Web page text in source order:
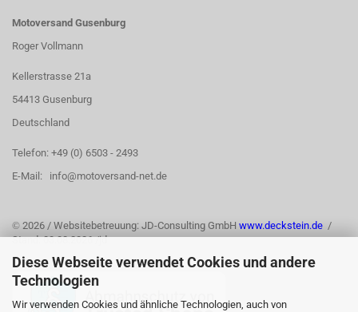
Diese Webseite verwendet Cookies und andere
Technologien
Wir verwenden Cookies und ähnliche Technologien, auch von
Motoversand Gusenburg
Roger Vollmann
Kellerstrasse 21a
54413 Gusenburg
Deutschland
Telefon: +49 (0) 6503 - 2493
E-Mail: info@motoversand-net.de
© 2026 / Websitebetreuung: JD-Consulting GmbH www.deckstein.de /
Stand: 03.08.2026 /jd